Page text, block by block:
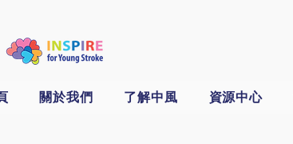
關於我們 了解中風 資源中心